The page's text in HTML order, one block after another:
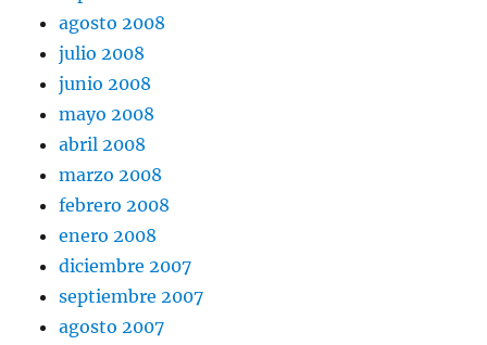
agosto 2008
julio 2008
junio 2008
mayo 2008
abril 2008
marzo 2008
febrero 2008
enero 2008
diciembre 2007
septiembre 2007
agosto 2007